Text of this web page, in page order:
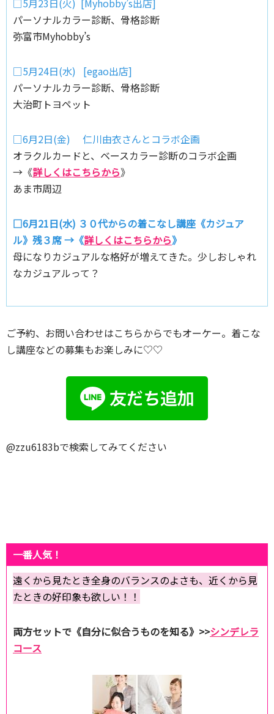
パーソナルカラー診断、骨格診断
弥富市Myhobby’s
□5月24日(水) [egao出店]
パーソナルカラー診断、骨格診断
大治町トヨペット
□6月2日(金) 仁川由衣さんとコラボ企画
オラクルカードと、ベースカラー診断のコラボ企画
→《詳しくはこちらから》
あま市周辺
□6月21日(水) ３０代からの着こなし講座《カジュア
ル》残３席 →《詳しくはこちらから》
母になりカジュアルな格好が増えてきた。少しおしゃれ
なカジュアルって？
ご予約、お問い合わせはこちらからでもオーケー。着こな
し講座などの募集もお楽しみに♡♡
@zzu6183bで検索してみてください
一番人気！
遠くから見たとき全身のバランスのよさも、近くから見
たときの好印象も欲しい！！
両方セットで《自分に似合うものを知る》>>シンデレラ
コース